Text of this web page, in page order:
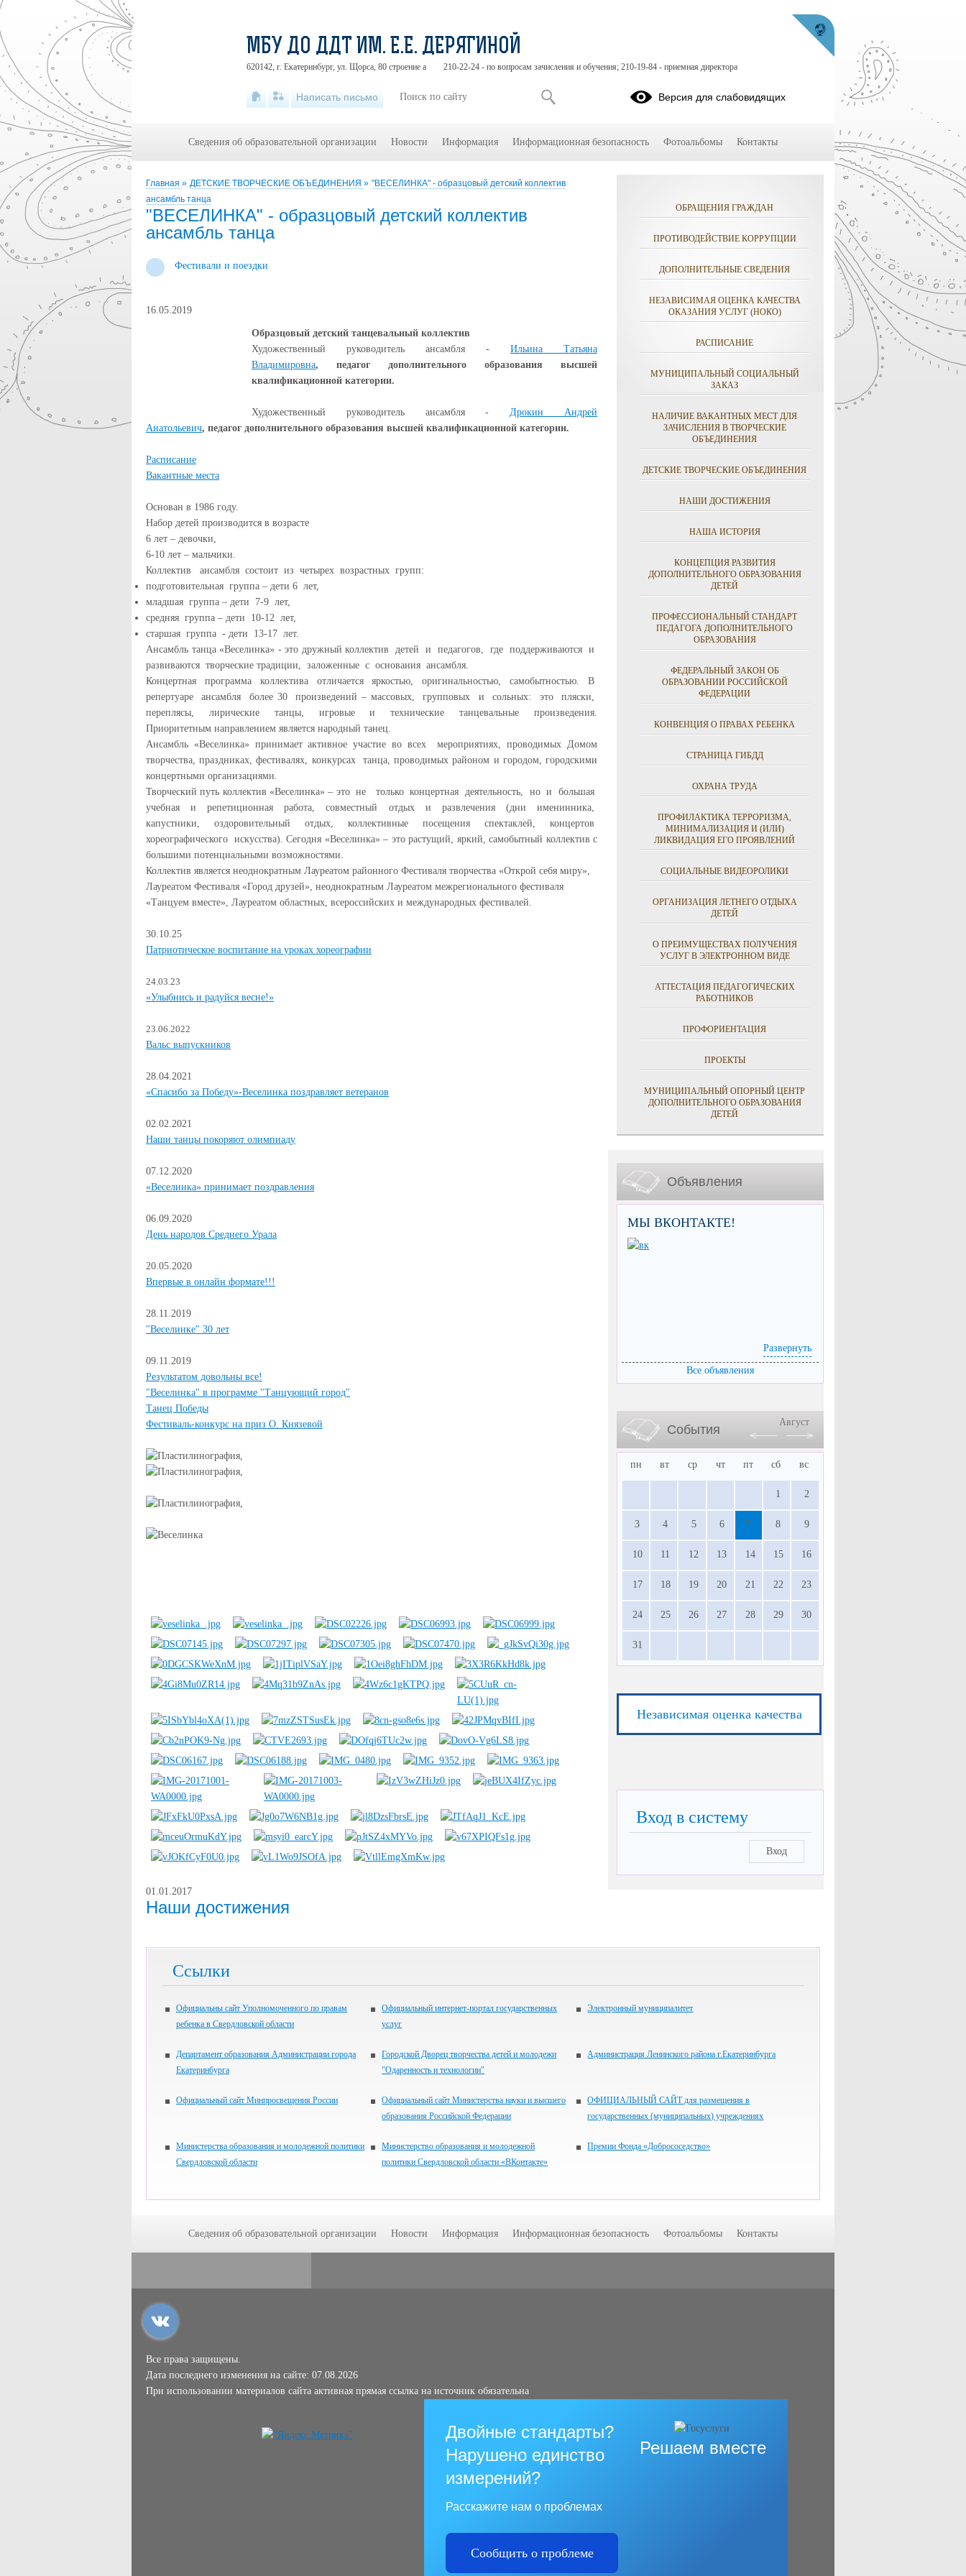
Главная » ДЕТСКИЕ ТВОРЧЕСКИЕ ОБЪЕДИНЕНИЯ » "ВЕСЕЛИНКА" - образцовый детский коллектив
ансамбль танца
"ВЕСЕЛИНКА" - образцовый детский коллектив
ансамбль танца
Фестивали и поездки
16.05.2019
Образцовый детский танцевальный коллектив
Художественный руководитель ансамбля - Ильина Татьяна
Владимировна, педагог дополнительного образования высшей
квалификационной категории.
Художественный руководитель ансамбля -
Дрокин Андрей
Анатольевич, педагог дополнительного образования высшей квалификационной категории.
Расписание
Вакантные места
Основан в 1986 году.
Набор детей производится в возрасте
6 лет – девочки,
6-10 лет – мальчики.
Коллектив ансамбля состоит из четырех возрастных групп:
подготовительная группа – дети 6 лет,
младшая группа – дети 7-9 лет,
средняя группа – дети 10-12 лет,
старшая группа - дети 13-17 лет.
Ансамбль танца «Веселинка» - это дружный коллектив детей и педагогов, где поддерживаются и
развиваются творческие традиции, заложенные с основания ансамбля.
Концертная программа коллектива отличается яркостью, оригинальностью, самобытностью. В
репертуаре ансамбля более 30 произведений – массовых, групповых и сольных: это пляски,
переплясы, лирические танцы, игровые и технические танцевальные произведения.
Приоритетным направлением является народный танец.
Ансамбль «Веселинка» принимает активное участие во всех мероприятиях, проводимых Домом
творчества, праздниках, фестивалях, конкурсах танца, проводимых районом и городом, городскими
концертными организациями.
Творческий путь коллектив «Веселинка» – это не только концертная деятельность, но и большая
учебная и репетиционная работа, совместный отдых и развлечения (дни именинника,
капустники, оздоровительный отдых, коллективные посещения спектаклей, концертов
хореографического искусства). Сегодня «Веселинка» – это растущий, яркий, самобытный коллектив с
большими потенциальными возможностями.
Коллектив является неоднократным Лауреатом районного Фестиваля творчества «Открой себя миру»,
Лауреатом Фестиваля «Город друзей», неоднократным Лауреатом межрегионального фестиваля
«Танцуем вместе», Лауреатом областных, всероссийских и международных фестивалей.
30.10.25
Патриотическое воспитание на уроках хореографии
24.03.23
«Улыбнись и радуйся весне!»
23.06.2022
Вальс выпускников
28.04.2021
«Спасибо за Победу»-Веселинка поздравляет ветеранов
02.02.2021
Наши танцы покоряют олимпиаду
07.12.2020
«Веселинка» принимает поздравления
06.09.2020
День народов Среднего Урала
20.05.2020
Впервые в онлайн формате!!!
28.11.2019
"Веселинке" 30 лет
09.11.2019
Результатом довольны все!
"Веселинка" в программе "Танцующий город"
Танец Победы
Фестиваль-конкурс на приз О. Князевой
01.01.2017
Наши достижения
ОБРАЩЕНИЯ ГРАЖДАН
ПРОТИВОДЕЙСТВИЕ КОРРУПЦИИ
ДОПОЛНИТЕЛЬНЫЕ СВЕДЕНИЯ
НЕЗАВИСИМАЯ ОЦЕНКА КАЧЕСТВА
ОКАЗАНИЯ УСЛУГ (НОКО)
РАСПИСАНИЕ
МУНИЦИПАЛЬНЫЙ СОЦИАЛЬНЫЙ
ЗАКАЗ
НАЛИЧИЕ ВАКАНТНЫХ МЕСТ ДЛЯ
ЗАЧИСЛЕНИЯ В ТВОРЧЕСКИЕ
ОБЪЕДИНЕНИЯ
ДЕТСКИЕ ТВОРЧЕСКИЕ ОБЪЕДИНЕНИЯ
НАШИ ДОСТИЖЕНИЯ
НАША ИСТОРИЯ
КОНЦЕПЦИЯ РАЗВИТИЯ
ДОПОЛНИТЕЛЬНОГО ОБРАЗОВАНИЯ
ДЕТЕЙ
ПРОФЕССИОНАЛЬНЫЙ СТАНДАРТ
ПЕДАГОГА ДОПОЛНИТЕЛЬНОГО
ОБРАЗОВАНИЯ
ФЕДЕРАЛЬНЫЙ ЗАКОН ОБ
ОБРАЗОВАНИИ РОССИЙСКОЙ
ФЕДЕРАЦИИ
КОНВЕНЦИЯ О ПРАВАХ РЕБЕНКА
СТРАНИЦА ГИБДД
ОХРАНА ТРУДА
ПРОФИЛАКТИКА ТЕРРОРИЗМА,
МИНИМАЛИЗАЦИЯ И (ИЛИ)
ЛИКВИДАЦИЯ ЕГО ПРОЯВЛЕНИЙ
СОЦИАЛЬНЫЕ ВИДЕОРОЛИКИ
ОРГАНИЗАЦИЯ ЛЕТНЕГО ОТДЫХА
ДЕТЕЙ
О ПРЕИМУЩЕСТВАХ ПОЛУЧЕНИЯ
УСЛУГ В ЭЛЕКТРОННОМ ВИДЕ
АТТЕСТАЦИЯ ПЕДАГОГИЧЕСКИХ
РАБОТНИКОВ
ПРОФОРИЕНТАЦИЯ
ПРОЕКТЫ
МУНИЦИПАЛЬНЫЙ ОПОРНЫЙ ЦЕНТР
ДОПОЛНИТЕЛЬНОГО ОБРАЗОВАНИЯ
ДЕТЕЙ
Объявления
МЫ ВКОНТАКТЕ!
Развернуть
Все объявления
События
Август
пн вт ср чт пт сб вс
1 2
3 4 5 6 7 8 9
10 11 12 13 14 15 16
17 18 19 20 21 22 23
24 25 26 27 28 29 30
31
Независимая оценка качества
Вход в систему
Вход
Ссылки
Официальны сайт Уполномоченного по правам
ребенка в Свердловской области
Официальный интернет-портал государственных
услуг
Электронный муниципалитет
Департамент образования Администрации города
Екатеринбурга
Городской Дворец творчества детей и молодежи
"Одаренность и технологии"
Администрация Ленинского района г.Екатеринбурга
Официальный сайт Минпросвещения России
Официальный сайт Министерства науки и высшего
образования Российской Федерации
ОФИЦИАЛЬНЫЙ САЙТ для размещения в
государственных (муниципальных) учреждениях
Министерства образования и молодежной политики
Свердловской области
Министерство образования и молодежной
политики Свердловской области «ВКонтакте»
Премии Фонда «Добрососедство»
МБУ ДО ДДТ ИМ. Е.Е. ДЕРЯГИНОЙ
620142, г. Екатеринбург, ул. Щорса, 80 строение а 210-22-24 - по вопросам зачисления и обучения; 210-19-84 - приемная директора
Написать письмо Версия для слабовидящих
Сведения об образовательной организации Новости Информация Информационная безопасность Фотоальбомы Контакты
Сведения об образовательной организации Новости Информация Информационная безопасность Фотоальбомы Контакты
Все права защищены.
Дата последнего изменения на сайте: 07.08.2026
При использовании материалов сайта активная прямая ссылка на источник обязательна
Решаем вместе
Двойные стандарты?
Нарушено единство
измерений?
Расскажите нам о проблемах
Сообщить о проблеме